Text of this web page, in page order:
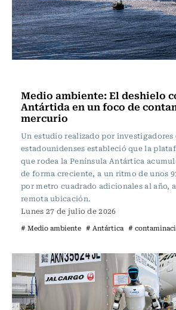
Medio ambiente: El deshielo
Antártida en un foco de
mercurio
Un estudio realizado por investigadores
estadounidenses estableció que la
que rodea la Península Antártica
de forma creciente, a un ritmo de unos
por metro cuadrado adicionales al año,
remota ubicación.
Lunes 27 de julio de 2026
# Medio ambiente # Antártica #